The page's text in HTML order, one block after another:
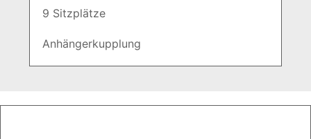
9 Sitzplätze
Anhängerkupplung